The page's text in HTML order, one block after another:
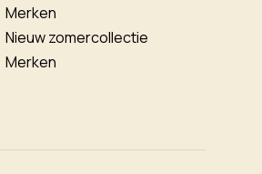
Merken
Nieuw zomercollectie
Merken